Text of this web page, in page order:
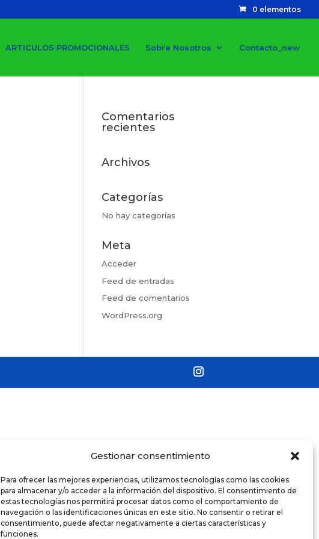
Gestionar consentimiento
Para ofrecer las mejores experiencias, utilizamos tecnologías como las cookies
para almacenar y/o acceder a la información del dispositivo. El consentimiento de
estas tecnologías nos permitirá procesar datos como el comportamiento de
navegación o las identificaciones únicas en este sitio. No consentir o retirar el
consentimiento, puede afectar negativamente a ciertas características y
funciones.
0 elementos
ARTICULOS PROMOCIONALES Sobre Nosotros Contacto_new
Comentarios
recientes
Archivos
Categorías
No hay categorías
Meta
Acceder
Feed de entradas
Feed de comentarios
WordPress.org